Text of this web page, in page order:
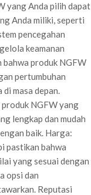
yang Anda pilih dapat
Anda miliki, seperti
pencegahan
keamanan
produk NGFW
pertumbuhan
masa depan.
NGFW yang
lengkap dan mudah
baik. Harga:
pastikan bahwa
yang sesuai dengan
opsi dan
Reputasi